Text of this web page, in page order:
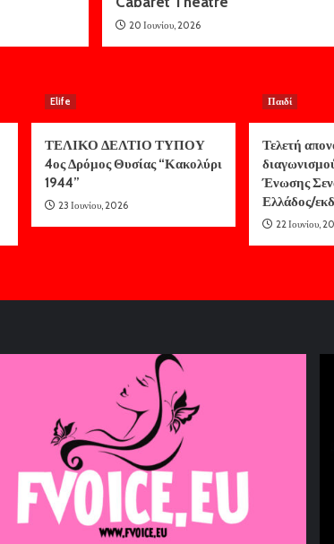
20 Ιουνίου, 2026
Elife
ΤΕΛΙΚΟ ΔΕΛΤΙΟ ΤΥΠΟΥ
4ος Δρόμος Θυσίας “Κακολύρι
1944”
23 Ιουνίου, 2026
Παιδί
Τελετή
Ένωσης
Ελλάδος/
22 Ιουνίου,